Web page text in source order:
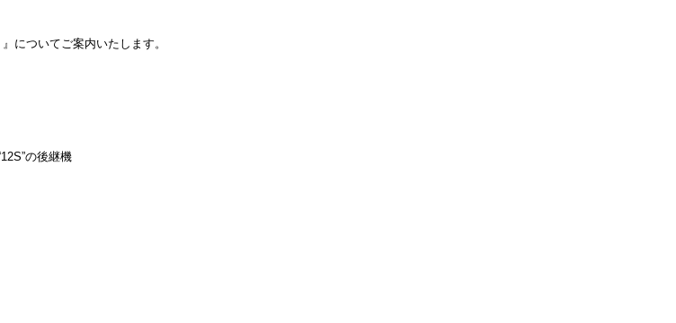
についてご案内いたします。
の後継機